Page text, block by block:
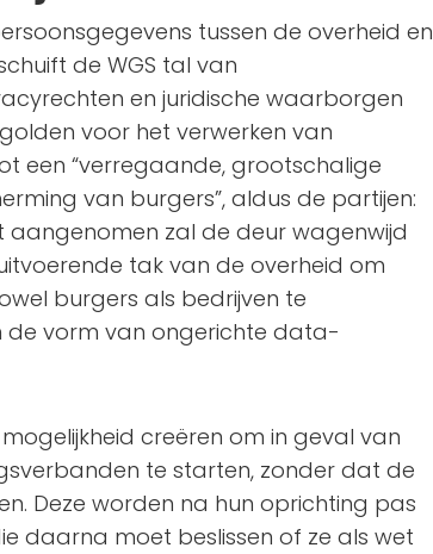
tussen de overheid en
de WGS tal van
en juridische waarborgen
voor het verwerken van
een “verregaande, grootschalige
van burgers”, aldus de partijen:
aangenomen zal de deur wagenwijd
tak van de overheid om
burgers als bedrijven te
de vorm van ongerichte data-
creëren om in geval van
te starten, zonder dat de
Deze worden na hun oprichting pas
daarna moet beslissen of ze als wet